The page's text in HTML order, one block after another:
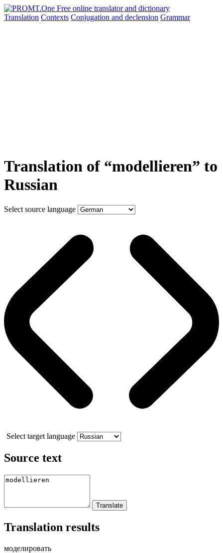
Translation Contexts Conjugation and declension Grammar
Translation of “modellieren” to
Russian
Select source language
Select target language
Source text
Translation results
моделировать